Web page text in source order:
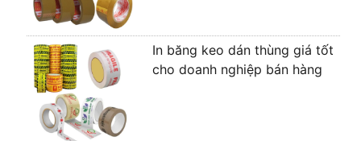
In băng keo dán thùng giá tốt
cho doanh nghiệp bán hàng